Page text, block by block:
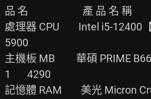
品 名                       產 品 名 稱
處理器 CPU        Intel i5-12400
5900
主機板 MB         華碩 PRIME
1       4290
記憶體 RAM        美光 Micron